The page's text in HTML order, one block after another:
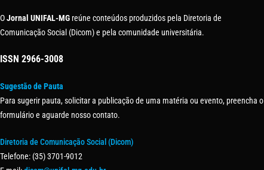
OJornal UNIFAL-MG reúne conteúdos produzidos pela Diretoria de
Comunicação Social (Dicom) e pela comunidade universitária.
ISSN 2966-3008
Sugestão de Pauta
Para sugerir pauta, solicitar a publicação de uma matéria ou evento, preencha o
formulário e aguarde nosso contato.
Diretoria de Comunicação Social (Dicom)
Telefone: (35) 3701-9012